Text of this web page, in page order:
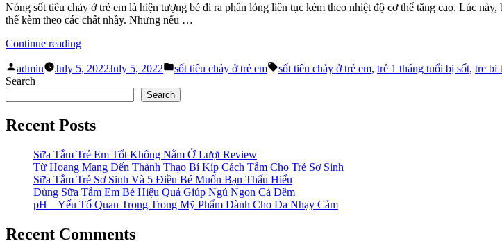
Nóng sốt tiêu chảy ở trẻ em là hiện tượng bé đi ra phân lỏng liên tục kèm theo nhiệt độ cơ thể tăng cao. Lúc
thể kèm theo các chất nhầy. Nhưng nếu …
Continue reading“Nóng
Tiêu
Trẻ
Do
Posted
by
admin July 5, 2022July 5, 2022
Posted
sốt tiêu chảy ở trẻ em Tags:
sốt tiêu chảy ở trẻ em, trẻ 1 tháng tuổi bị sốt, tre bi
Search
Search
Recent Posts
Sữa Tắm Trẻ Em Tốt Không Nằm Ở Lượt Review
Từ Hoang Mang Đến Thành Thạo Bí Kíp Cách Tắm Cho Trẻ Sơ Sinh
Sữa Tắm Trẻ Sơ Sinh Và 5 Điều Bé Muốn Bạn Thấu Hiểu
Dùng Sữa Tắm Em Bé Hiệu Quả Giúp Ngủ Ngon Cả Đêm
pH – Yếu Tố Quan Trọng Trong Mỹ Phẩm Dành Cho Da Nhạy Cảm
Recent Comments